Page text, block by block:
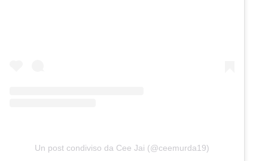
Un post condiviso da Cee Jai (@ceemurda19)